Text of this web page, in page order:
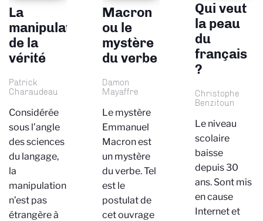
La
manipulation
de la
vérité
Patrick
Charaudeau
Considérée
sous l’angle
des sciences
du langage,
la
manipulation
n’est pas
étrangère à
Macron
ou le
mystère
du verbe
Damon
Mayaffre
Le mystère
Emmanuel
Macron est
un mystère
du verbe. Tel
est le
postulat de
cet ouvrage
Qui veut
la peau
du
français
?
Christophe
Benzitoun
Le niveau
scolaire
baisse
depuis 30
ans. Sont mis
en cause
Internet et